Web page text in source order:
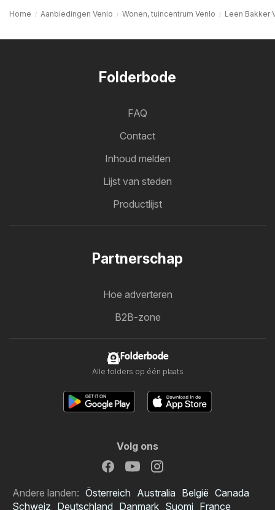
Home Aanbiedingen Venlo Wonen, tuincentrum Venlo Leen Bakker
Folderbode
FAQ
Contact
Inhoud melden
Lijst van steden
Productlijst
Partnerschap
Hoe adverteren
B2B-zone
Folderbode
Alle folders op één plaats
Volg ons
Andere landen: Österreich Australia België Canada
Schweiz Deutschland Danmark Suomi France